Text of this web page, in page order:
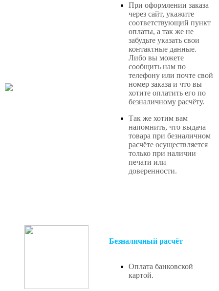
При оформлении заказа
через сайт, укажите
соответствующий пункт
оплаты, а так же не
забудьте указать свои
контактные данные.
Либо вы можете
сообщить нам по
телефону или почте свой
номер заказа и что вы
хотите оплатить его по
безналичному расчёту.
Так же хотим вам
напомнить, что выдача
товара при безналичном
расчёте осуществляется
только при наличии
печати или
доверенности.
Безналичный расчёт
Оплата банковской
картой.